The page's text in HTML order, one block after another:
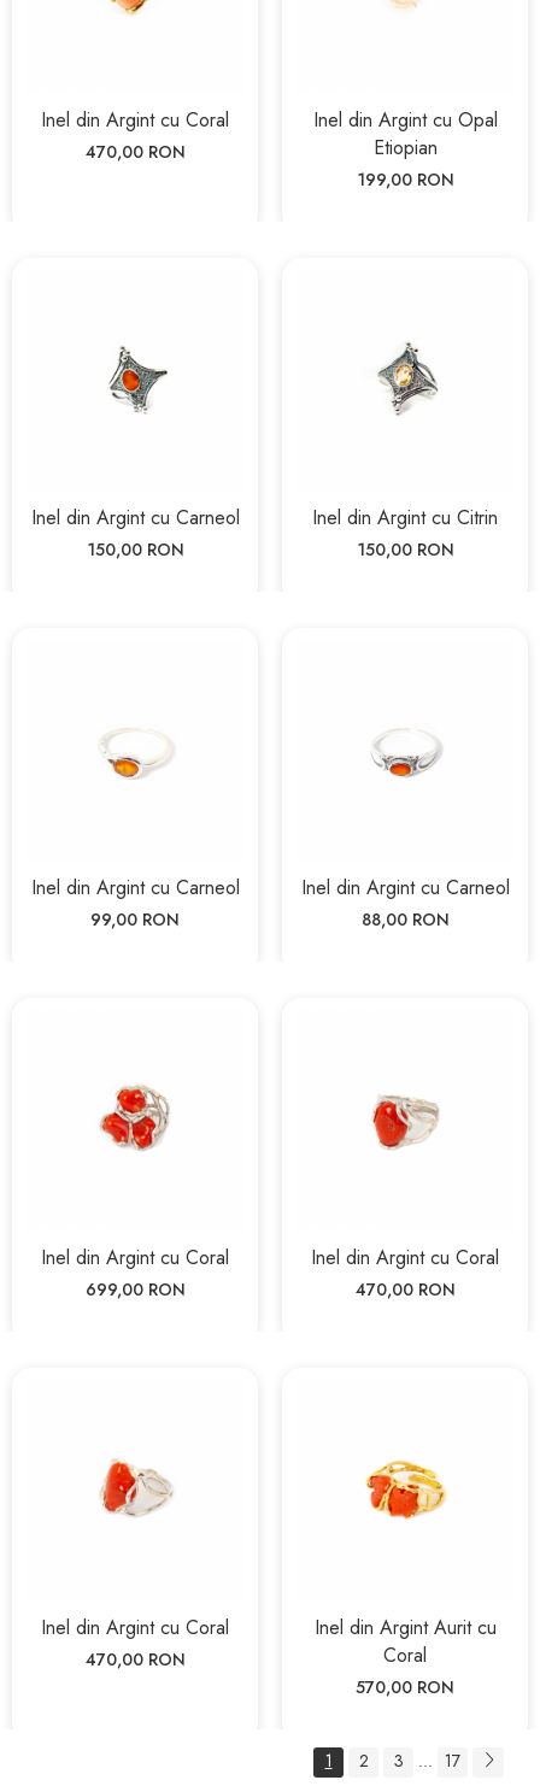
Inel din Argint cu Coral
470,00 RON
Inel din Argint cu Opal
Etiopian
199,00 RON
Inel din Argint cu Carneol
150,00 RON
Inel din Argint cu Citrin
150,00 RON
Inel din Argint cu Carneol
99,00 RON
Inel din Argint cu Carneol
88,00 RON
Inel din Argint cu Coral
699,00 RON
Inel din Argint cu Coral
470,00 RON
Inel din Argint cu Coral
470,00 RON
Inel din Argint Aurit cu
Coral
570,00 RON
1 2 3 ... 17